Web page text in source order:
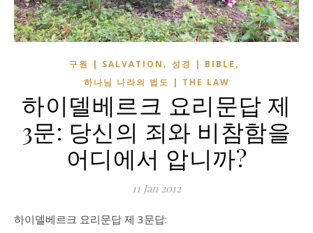
구원 | SALVATION , 성경 | BIBLE ,
하나님 나라의 법도 | THE LAW
하이델베르크 요리문답 제
3문: 당신의 죄와 비참함을
어디에서 압니까?
11 Jan 2012
하이델베르크 요리문답 제 3문답: